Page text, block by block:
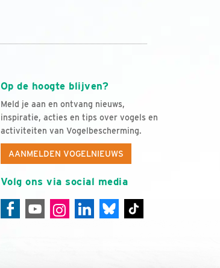
Op de hoogte blijven?
Meld je aan en ontvang nieuws,
inspiratie, acties en tips over vogels en
activiteiten van Vogelbescherming.
AANMELDEN VOGELNIEUWS
Volg ons via social media